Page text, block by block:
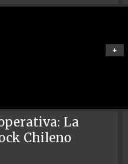
+
La
Chileno